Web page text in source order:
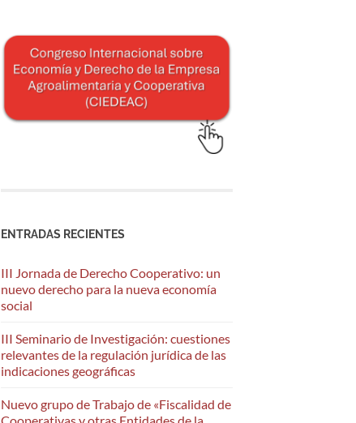
ENTRADAS RECIENTES
III Jornada de Derecho Cooperativo: un
nuevo derecho para la nueva economía
social
III Seminario de Investigación: cuestiones
relevantes de la regulación jurídica de las
indicaciones geográficas
Nuevo grupo de Trabajo de «Fiscalidad de